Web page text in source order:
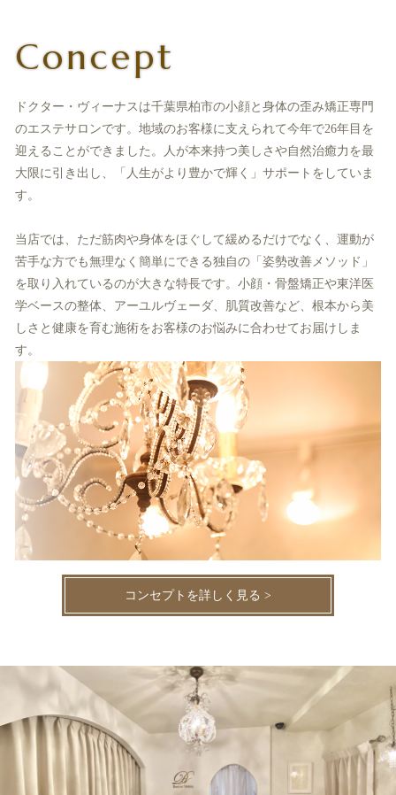
Concept
ドクター・ヴィーナスは千葉県柏市の小顔と身体の歪み矯正専門
のエステサロンです。地域のお客様に支えられて今年で26年目を
迎えることができました。人が本来持つ美しさや自然治癒力を最
大限に引き出し、「人生がより豊かで輝く」サポートをしていま
す。
当店では、ただ筋肉や身体をほぐして緩めるだけでなく、運動が
苦手な方でも無理なく簡単にできる独自の「姿勢改善メソッド」
を取り入れているのが大きな特長です。小顔・骨盤矯正や東洋医
学ベースの整体、アーユルヴェーダ、肌質改善など、根本から美
しさと健康を育む施術をお客様のお悩みに合わせてお届けしま
す。
コンセプトを詳しく見る >